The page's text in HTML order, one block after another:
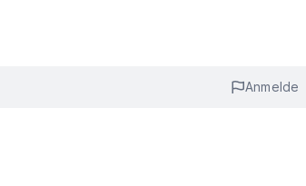
Anmelde